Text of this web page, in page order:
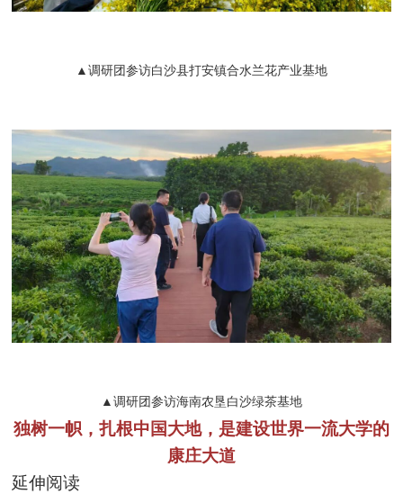
▲调研团参访白沙县打安镇合水兰花产业基地
▲调研团参访海南农垦白沙绿茶基地
独树一帜，扎根中国大地，是建设世界一流大学的
康庄大道
延伸阅读